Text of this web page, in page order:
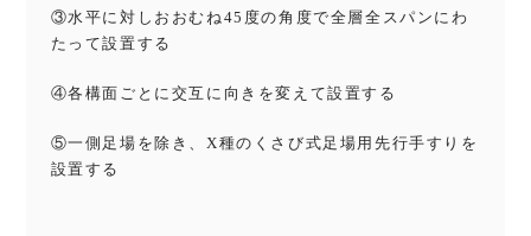
③水平に対しおおむね45度の角度で全層全スパンにわ
たって設置する
④各構面ごとに交互に向きを変えて設置する
⑤一側足場を除き、X種のくさび式足場用先行手すりを
設置する